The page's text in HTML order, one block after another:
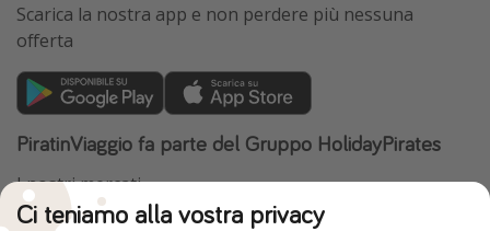
Scarica la nostra app e non perdere più nessuna
offerta
PiratinViaggio fa parte del Gruppo HolidayPirates
I nostri mercati
HolidayPirates
VakantiePiraten
Ci teniamo alla vostra privacy